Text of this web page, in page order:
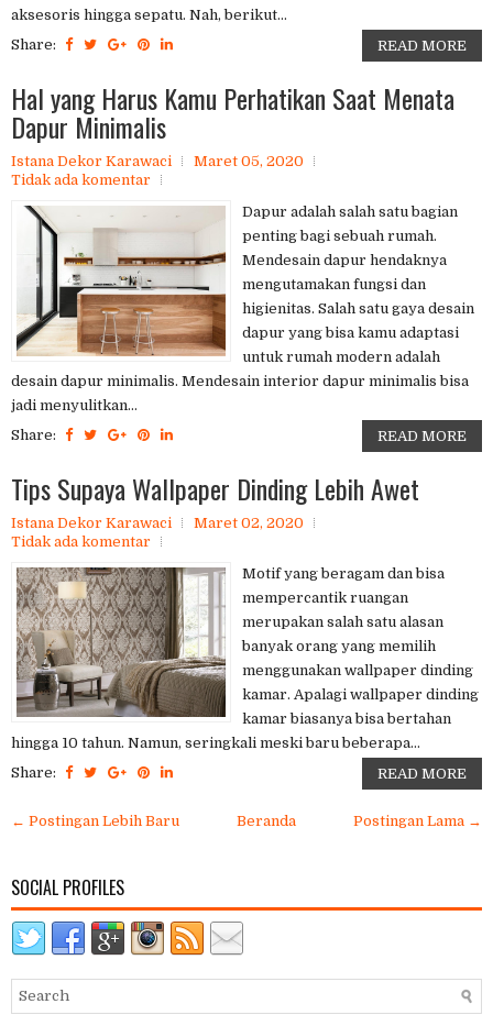
aksesoris hingga sepatu. Nah, berikut...
Share:
READ MORE
Hal yang Harus Kamu Perhatikan Saat Menata
Dapur Minimalis
Istana Dekor Karawaci
Maret 05, 2020
Tidak ada komentar
Dapur adalah salah satu bagian
penting bagi sebuah rumah.
Mendesain dapur hendaknya
mengutamakan fungsi dan
higienitas. Salah satu gaya desain
dapur yang bisa kamu adaptasi
untuk rumah modern adalah
desain dapur minimalis. Mendesain interior dapur minimalis bisa
jadi menyulitkan...
Share:
READ MORE
Tips Supaya Wallpaper Dinding Lebih Awet
Istana Dekor Karawaci
Maret 02, 2020
Tidak ada komentar
Motif yang beragam dan bisa
mempercantik ruangan
merupakan salah satu alasan
banyak orang yang memilih
menggunakan wallpaper dinding
kamar. Apalagi wallpaper dinding
kamar biasanya bisa bertahan
hingga 10 tahun. Namun, seringkali meski baru beberapa...
Share:
READ MORE
← Postingan Lebih Baru Postingan Lama →
Beranda
SOCIAL PROFILES